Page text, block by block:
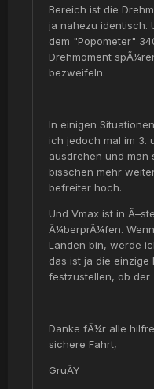
Bereich ist die
ja nahezu identisch.
dem "Popometer"
Drehmoment
bezweifeln.
In einigen
ich jedoch mal im 3.
ausdrehen und man
bisschen mehr
befreiter hoch.
Und Vmax ist in
Ã¼berprÃ¼fen.
Landen bin, werde
das ist ja die einzige
festzustellen, ob der
Danke fÃ¼r alle
sichere Fahrt,
GruÃŸ